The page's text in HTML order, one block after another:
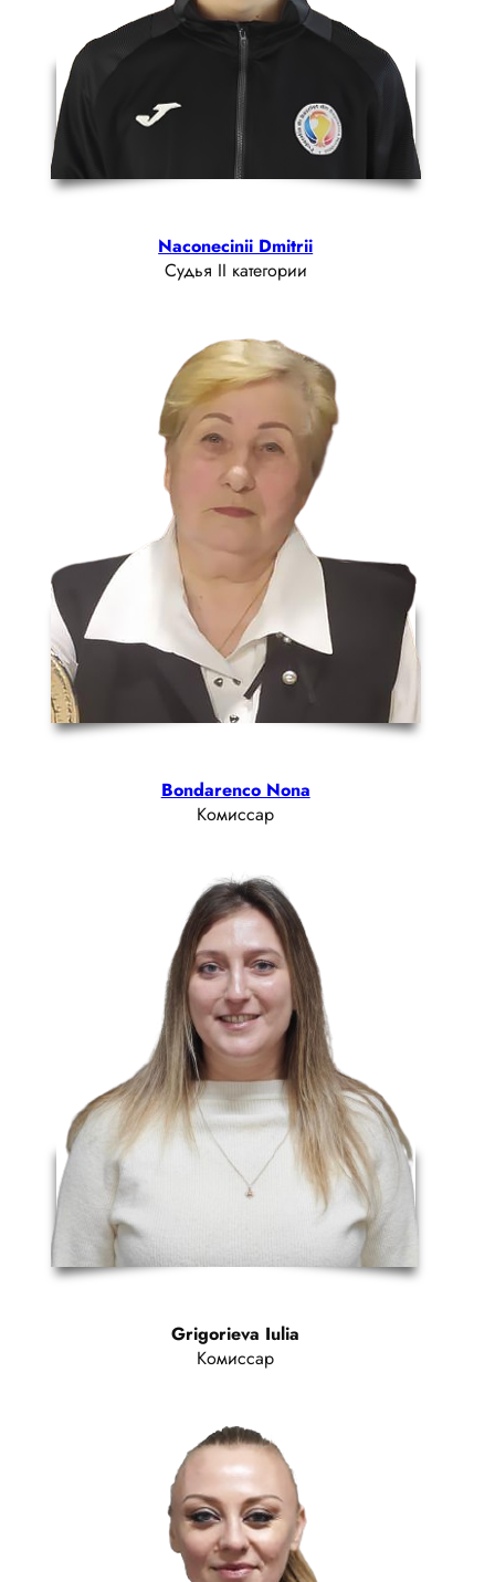
Naconecinii Dmitrii
Судья II категории
Bondarenco Nona
Комиссар
Grigorieva Iulia
Комиссар